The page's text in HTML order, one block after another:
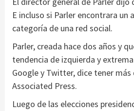
E incluso si Parler encontrara
categoría de una red social.
Parler, creada hace dos años y
tendencia de izquierda y
Google y Twitter, dice tener
Associated Press.
Luego de las elecciones